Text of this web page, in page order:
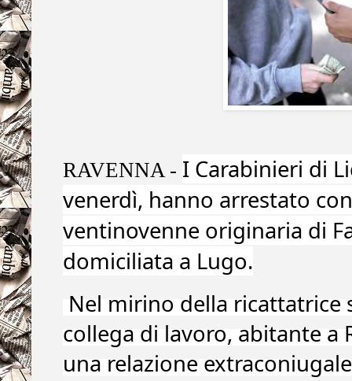
RAVENNA - I Carabinieri di
venerdì, hanno arrestato
ventinovenne originaria di
domiciliata a Lugo.
Nel mirino della
collega di lavoro, abitante a
una relazione